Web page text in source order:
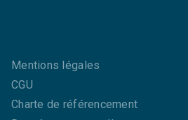
Mentions légales
CGU
Charte de référencement